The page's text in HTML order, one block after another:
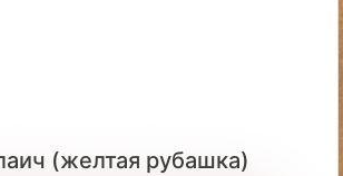
(желтая рубашка)